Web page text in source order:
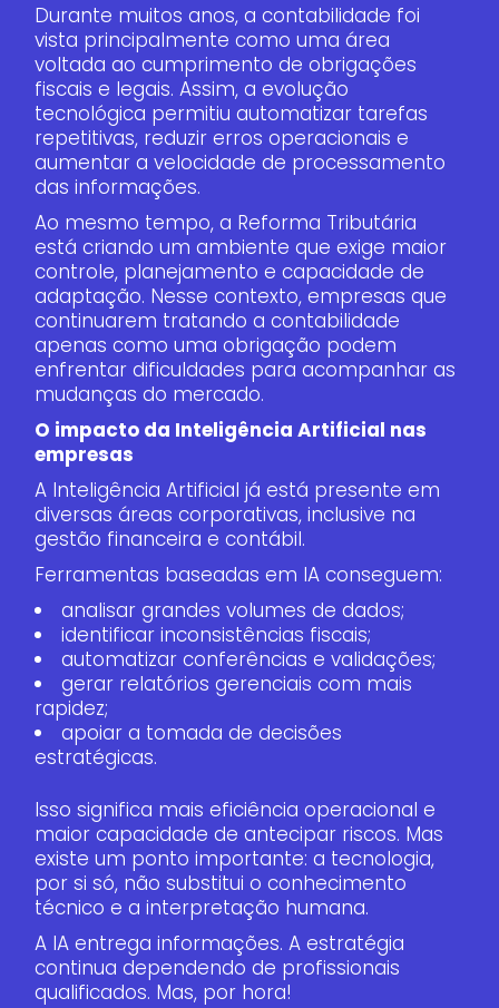
Durante muitos anos, a contabilidade foi
vista principalmente como uma área
voltada ao cumprimento de obrigações
fiscais e legais. Assim, a evolução
tecnológica permitiu automatizar tarefas
repetitivas, reduzir erros operacionais e
aumentar a velocidade de processamento
das informações.
Ao mesmo tempo, a Reforma Tributária
está criando um ambiente que exige maior
controle, planejamento e capacidade de
adaptação. Nesse contexto, empresas que
continuarem tratando a contabilidade
apenas como uma obrigação podem
enfrentar dificuldades para acompanhar as
mudanças do mercado.
O impacto da Inteligência Artificial nas
empresas
A Inteligência Artificial já está presente em
diversas áreas corporativas, inclusive na
gestão financeira e contábil.
Ferramentas baseadas em IA conseguem:
analisar grandes volumes de dados;
identificar inconsistências fiscais;
automatizar conferências e validações;
gerar relatórios gerenciais com mais
rapidez;
apoiar a tomada de decisões
estratégicas.
Isso significa mais eficiência operacional e
maior capacidade de antecipar riscos. Mas
existe um ponto importante: a tecnologia,
por si só, não substitui o conhecimento
técnico e a interpretação humana.
A IA entrega informações. A estratégia
continua dependendo de profissionais
qualificados. Mas, por hora!